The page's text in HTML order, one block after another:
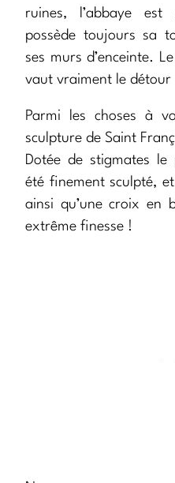
ruines, l’abbaye
possède toujours sa
ses murs d’enceinte.
vaut vraiment le détour
Parmi les choses à
sculpture de Saint
Dotée de stigmates
été finement sculpté,
ainsi qu’une croix en
extrême finesse !